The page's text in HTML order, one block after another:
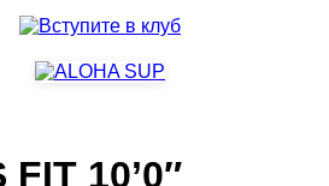
10’0″